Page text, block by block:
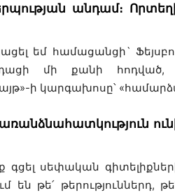
անդամ։
եմ համացանցի`
մի քանի հոդված,
ի կարգախոսը՝
առանձնահատկություն
սեփական
թե՛ թերություններդ, թե՛